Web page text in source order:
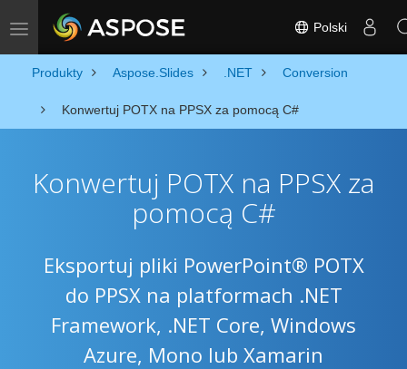
Toggle navigation Polski
Produkty Aspose.Slides .NET Conversion
Konwertuj POTX na PPSX za pomocą C#
Konwertuj POTX na PPSX za
pomocą C#
Eksportuj pliki PowerPoint® POTX
do PPSX na platformach .NET
Framework, .NET Core, Windows
Azure, Mono lub Xamarin